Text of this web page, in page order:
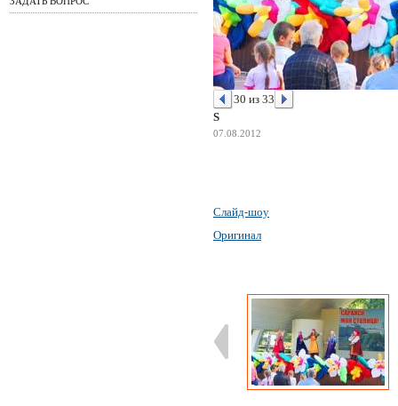
30 из 33
S
07.08.2012
Слайд-шоу
Оригинал